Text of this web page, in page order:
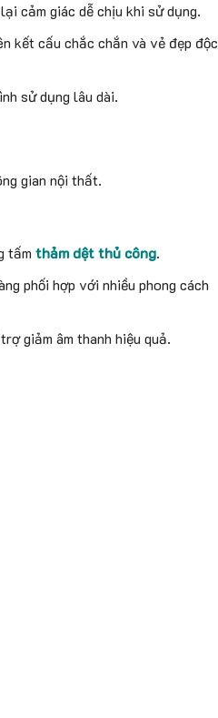
cảm giác dễ chịu khi sử dụng.
kết cấu chắc chắn và vẻ đẹp độc
sử dụng lâu dài.
gian nội thất.
tấm thảm dệt thủ công.
phối hợp với nhiều phong cách
giảm âm thanh hiệu quả.